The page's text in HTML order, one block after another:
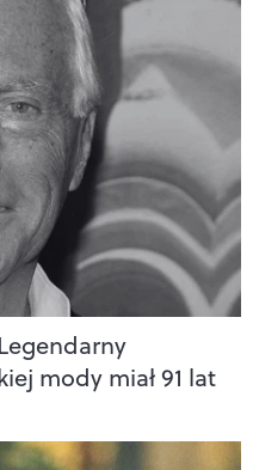
mody miał 91 lat